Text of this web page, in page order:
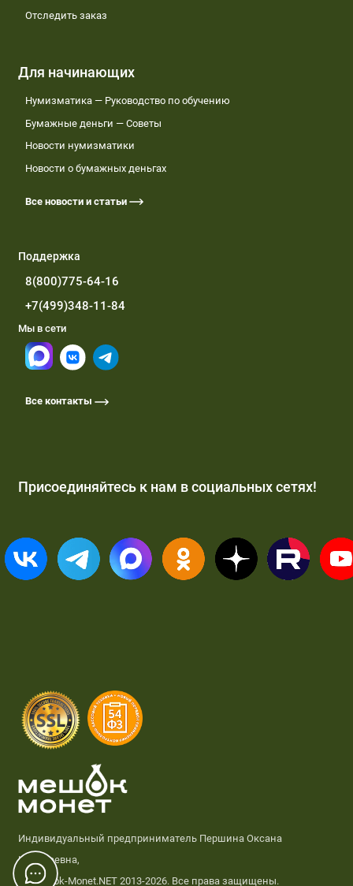
Отследить заказ
Для начинающих
Нумизматика — Руководство по обучению
Бумажные деньги — Советы
Новости нумизматики
Новости о бумажных деньгах
Все новости и статьи
Поддержка
8(800)775-64-16
+7(499)348-11-84
Мы в сети
Все контакты
Присоединяйтесь к нам в социальных сетях!
Индивидуальный предприниматель Першина Оксана
Николаевна,
© Meshok-Monet.NET 2013-2026. Все права защищены.